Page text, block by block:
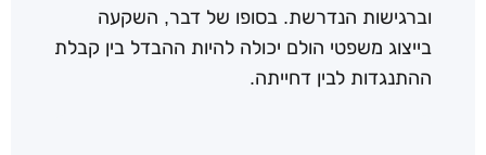
וברגישות הנדרשת. בסופו של דבר, השקעה
בייצוג משפטי הולם יכולה להיות ההבדל בין קבלת
ההתנגדות לבין דחייתה.